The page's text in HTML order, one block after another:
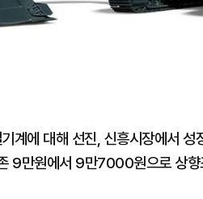
계에 대해 선진, 신흥시장에서 성
9만원에서 9만7000원으로 상향